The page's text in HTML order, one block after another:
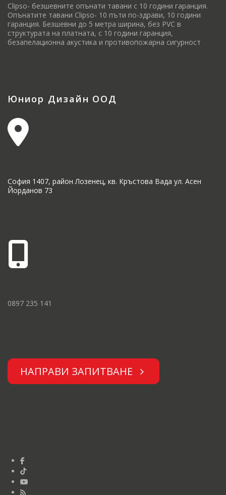
Clipso- безшевните опънати тавани с 10 години гаранция.
Опънатите тавани Clipso- 10 пъти по-здрави, 10 години
гаранция. Безшевни до 5 метра ширина, без PVC в
структурата на платната, с 10 години гаранция,
безапелационна акустика и противопожарна сигурност
Юниор Дизайн ООД
София 1407, район Лозенец, кв. Кръстова Вада ул. Асен
Йорданов 73
0897 235 141
НАПРАВИ ЗАПИТВАНЕ